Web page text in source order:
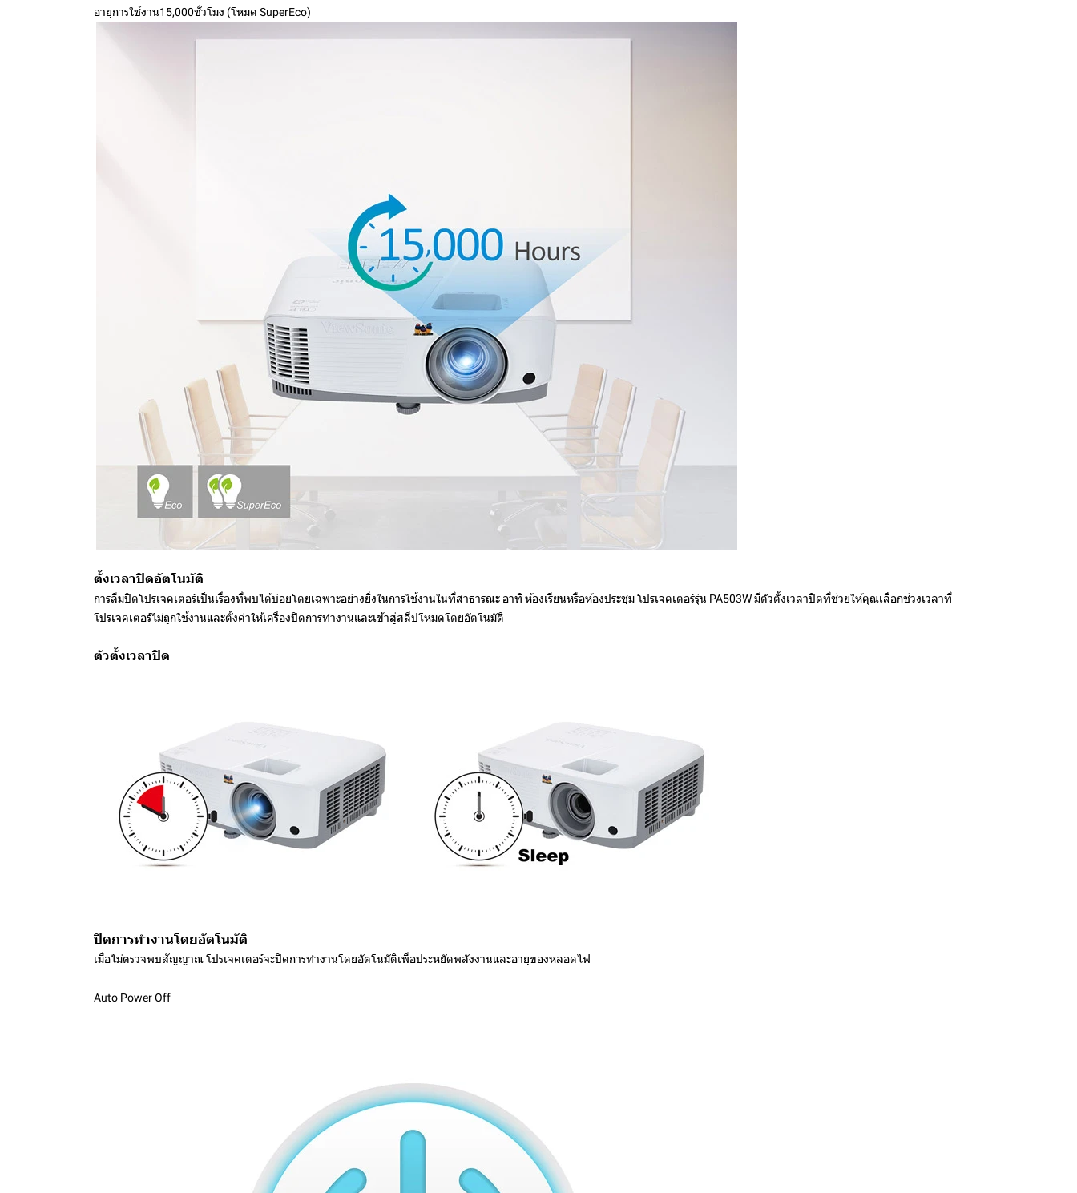
อายุการใช้งาน15,000ชั่วโมง (โหมด SuperEco)
ตั้งเวลาปิดอัตโนมัติ
การลืมปิดโปรเจคเตอร์เป็นเรื่องที่พบได้บ่อยโดยเฉพาะอย่างยิ่งในการใช้งานในที่สาธารณะ อาทิ ห้องเรียนหรือห้องประชุม โปรเจคเตอร์รุ่น PA503W มีตัวตั้งเวลาปิดที่ช่วยให้คุณเลือกช่วงเวลาที่
โปรเจคเตอร์ไม่ถูกใช้งานและตั้งค่าให้เครื่องปิดการทำงานและเข้าสู่สลีปโหมดโดยอัตโนมัติ
ตัวตั้งเวลาปิด
ปิดการทำงานโดยอัตโนมัติ
เมื่อไม่ตรวจพบสัญญาณ โปรเจคเตอร์จะปิดการทำงานโดยอัตโนมัติเพื่อประหยัดพลังงานและอายุของหลอดไฟ
Auto Power Off